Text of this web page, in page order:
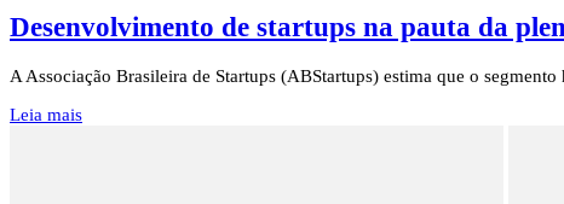
Desenvolvimento de startups na pauta da
A Associação Brasileira de Startups (ABStartups) estima que o
Leia mais